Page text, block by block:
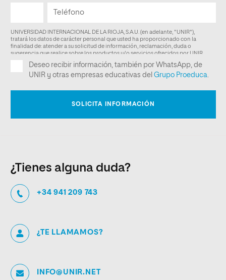
¿Tienes alguna duda?
+34 941 209 743
¿TE LLAMAMOS?
INFO@UNIR.NET